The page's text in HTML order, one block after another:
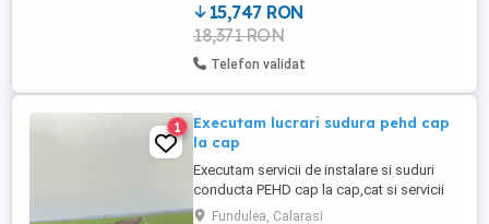
15,747 RON
18,371 RON
Telefon validat
1
Executam lucrari sudura pehd cap
la cap
Executam servicii de instalare si suduri
conducta PEHD cap la cap,cat si servicii
de montat conducta pafsin,otel si pvc
Fundulea, Calarasi